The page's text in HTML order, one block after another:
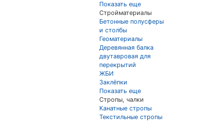
Показать еще
Стройматериалы
Бетонные полусферы
и столбы
Геоматериалы
Деревянная балка
двутавровая для
перекрытий
ЖБИ
Заклёпки
Показать еще
Стропы, чалки
Канатные стропы
Текстильные стропы